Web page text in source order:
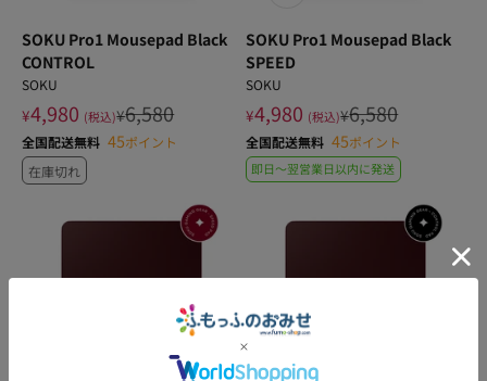
SOKU Pro1 Mousepad Black
CONTROL
SOKU
¥4,980 (税込)¥6,580
全国配送無料 45ポイント
在庫切れ
SOKU Pro1 Mousepad Black
SPEED
SOKU
¥4,980 (税込)¥6,580
全国配送無料 45ポイント
即日〜翌営業日以内に発送